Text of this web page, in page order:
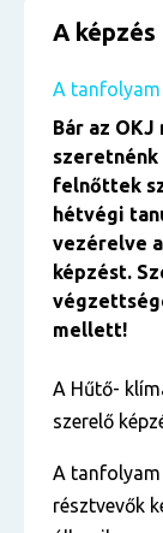
A képzés
A
Bár az
felnőttek
hétvégi
vezérelve
képzést.
mellett!
A Hűtő-
szerelő
A
résztvevők